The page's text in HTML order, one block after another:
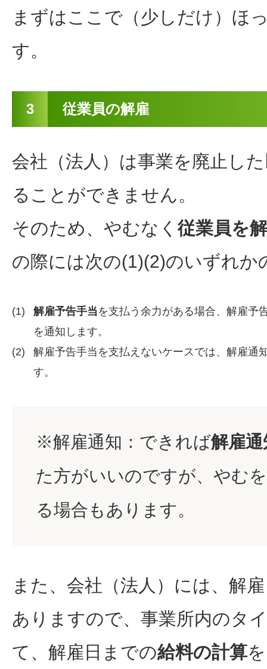
まずはここで（少しだけ）ほ
す。
3 従業員の解雇
会社（法人）は事業を廃止し
ることができません。
そのため、やむなく 従業員を
の際には次の(1)(2)のいずれか
(1) 解雇予告手当 を支払う余力がある場合、解雇予
を通知します。
(2)
解雇予告手当を支払えないケースでは、解雇通
す。
※解雇通知：できれば解雇通
た方がいいのですが、やむ
る場合もあります。
また、会社（法人）には、解
ありますので、事業所内のタ
て、解雇日までの給料の計算